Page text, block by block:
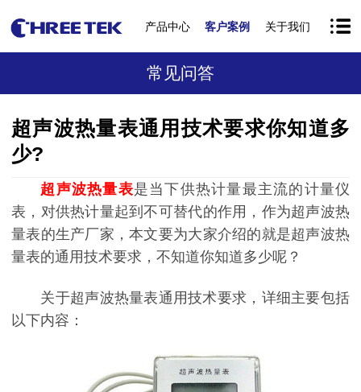
产品中心 客户案例 关于我们
常见问答
超声波热量表通用技术要求你知道多
少?
超声波热量表是当下供热计量最主流的计量仪
表，对供热计量起到不可替代的作用，作为超声波热
量表的生产厂家，本文要为大家介绍的就是超声波热
量表的通用技术要求，不知道你知道多少呢？
关于超声波热量表通用技术要求，详细主要包括
以下内容：